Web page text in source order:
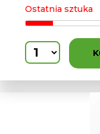
Ostatnia sztuka